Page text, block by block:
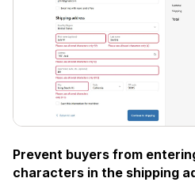
Prevent buyers from
characters in the shipping